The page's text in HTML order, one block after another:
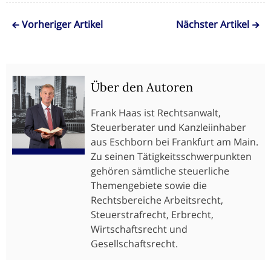
Vorheriger Artikel Nächster Artikel
Über den Autoren
Frank Haas ist Rechtsanwalt,
Steuerberater und Kanzleiinhaber
aus Eschborn bei Frankfurt am Main.
Zu seinen Tätigkeitsschwerpunkten
gehören sämtliche steuerliche
Themengebiete sowie die
Rechtsbereiche Arbeitsrecht,
Steuerstrafrecht, Erbrecht,
Wirtschaftsrecht und
Gesellschaftsrecht.